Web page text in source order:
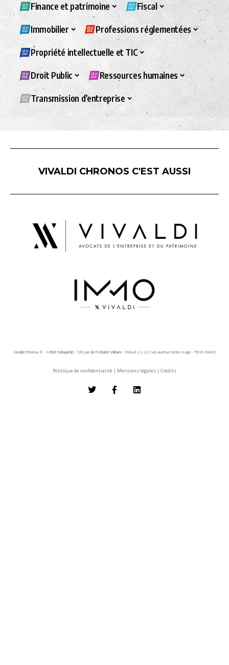
Finance et patrimoine Fiscal
Immobilier Professions réglementées
Propriété intellectuelle et TIC
Droit Public Ressources humaines
Transmission d’entreprise
VIVALDI CHRONOS C'EST AUSSI
Vivaldi Chronos © - Hôtel Delagarde - 120, rue de l'Hôpital Militaire - 59043 LILLE / 45 avenue Victor Hugo - 75116 PARIS
Politique de confidentialité | Mentions légales | Crédits